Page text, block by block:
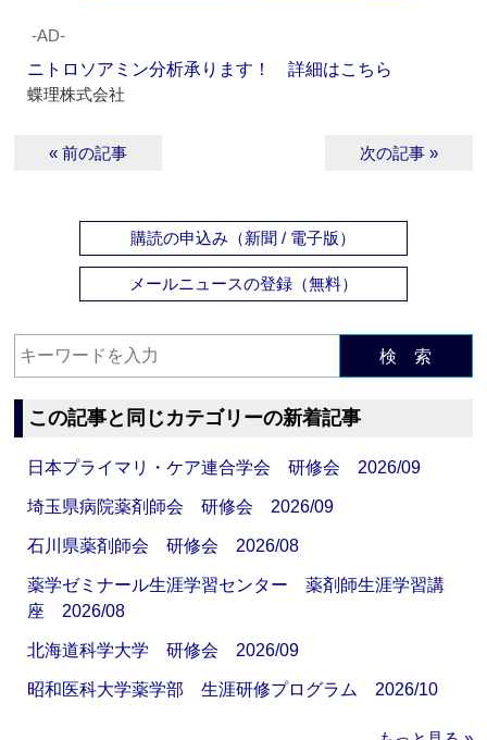
‐AD‐
ニトロソアミン分析承ります！ 詳細はこちら
蝶理株式会社
« 前の記事 次の記事 »
購読の申込み（新聞 / 電子版）
メールニュースの登録（無料）
検 索
この記事と同じカテゴリーの新着記事
日本プライマリ・ケア連合学会 研修会 2026/09
埼玉県病院薬剤師会 研修会 2026/09
石川県薬剤師会 研修会 2026/08
薬学ゼミナール生涯学習センター 薬剤師生涯学習講
座 2026/08
北海道科学大学 研修会 2026/09
昭和医科大学薬学部 生涯研修プログラム 2026/10